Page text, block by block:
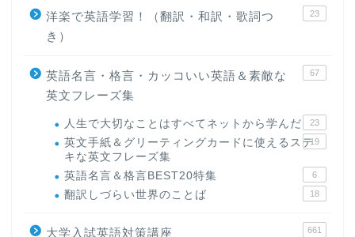
洋楽で英語学習！（翻訳・和訳・歌詞つ
き）
23
英語名言・格言・カッコいい英語＆素敵な
英文フレーズ集
67
人生で大切なことはすべてネットから学んだ 23
英文手紙＆グリーティングカードに使えるステ
キな英文フレーズ集
19
英語名言＆格言BEST20特集 6
翻訳しづらい世界のことば 18
大学入試英語対策講座 661